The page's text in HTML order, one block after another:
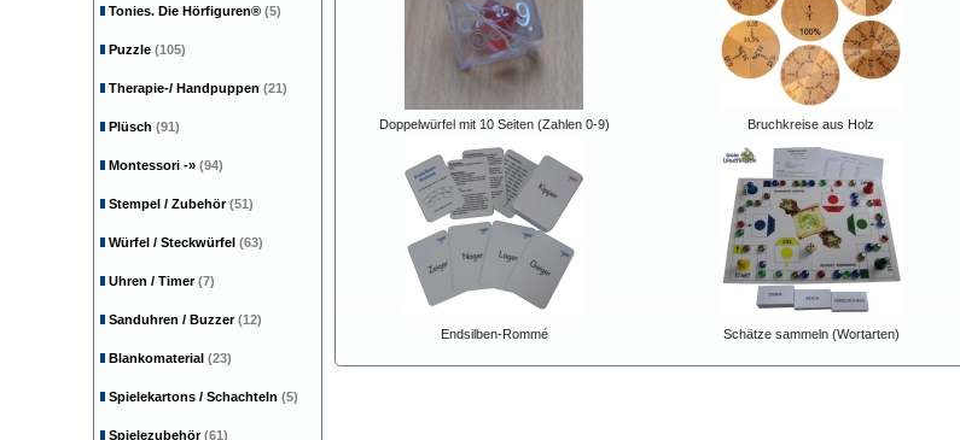
Doppelwürfel mit 10 Seiten (Zahlen 0-9) Bruchkreise aus Holz
Endsilben-Rommé Schätze sammeln (Wortarten)
Tonies. Die Hörfiguren® (5)
Puzzle (105)
Therapie-/ Handpuppen (21)
Plüsch (91)
Montessori -» (94)
Stempel / Zubehör(51)
Würfel / Steckwürfel (63)
Uhren / Timer(7)
Sanduhren / Buzzer(12)
Blankomaterial (23)
Spielekartons / Schachteln (5)
Spielezubehör(61)